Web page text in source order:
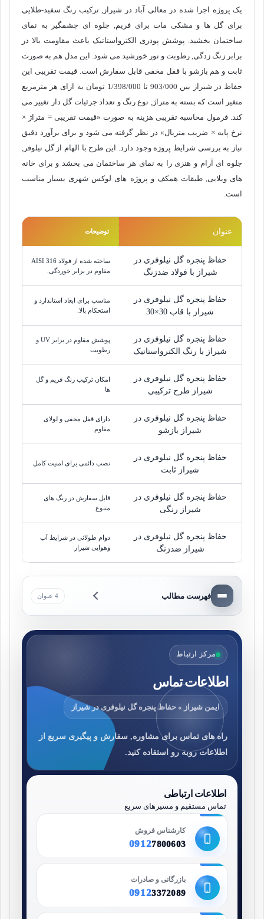
یک پروژه اجرا شده در معالی آباد در شیراز, ترکیب رنگ سفید-طلایی
برای گل ها و مشکی مات برای فریم, جلوه ای چشمگیر به نمای
ساختمان بخشید. پوشش پودری الکترواستاتیک باعث مقاومت بالا در
برابر زنگ زدگی, رطوبت و نور خورشید می شود. این مدل هم به صورت
ثابت و هم بازشو با قفل مخفی قابل سفارش است. قیمت تقریبی این
حفاظ در شیراز بین 903/000 تا
1/398/000 تومان به ازای هر مترمربع
متغیر است که بسته به متراژ, نوع رنگ و تعداد جزئیات گل دار تغییر می
کند. فرمول محاسبه تقریبی هزینه به صورت «قیمت تقریبی = متراژ ×
نرخ پایه × ضریب متریال» در نظر گرفته می شود و برای برآورد دقیق
نیاز به بررسی شرایط پروژه وجود دارد. این طرح با الهام از گل نیلوفر,
جلوه ای آرام و هنزی را به نمای هر ساختمان می بخشد و برای خانه
های ویلایی, طبقات همکف و پروژه های لوکس شهری بسیار مناسب
است.
عنوان توضیحات
حفاظ پنجره گل نیلوفری در
شیراز با فولاد ضدزنگ
ساخته شده از فولاد AISI 316
مقاوم در برابر خوردگی.
حفاظ پنجره گل نیلوفری در
شیراز با قاب 30×30
مناسب برای ابعاد استاندارد و
استحکام بالا.
حفاظ پنجره گل نیلوفری در
شیراز با رنگ الکترواستاتیک
پوشش مقاوم در برابر UV و
رطوبت
حفاظ پنجره گل نیلوفری در
شیراز طرح ترکیبی
امکان ترکیب رنگ فریم و گل
ها
حفاظ پنجره گل نیلوفری در
شیراز بازشو
دارای قفل مخفی و لولای
مقاوم
حفاظ پنجره گل نیلوفری در
شیراز ثابت
نصب دائمی برای امنیت کامل
حفاظ پنجره گل نیلوفری در
شیراز رنگی
قابل سفارش در رنگ های
متنوع
حفاظ پنجره گل نیلوفری در
شیراز ضدزنگ
دوام طولانی در شرایط آب
وهوایی شیراز
فهرست مطالب 4 عنوان
مرکز ارتباط
اطلاعات تماس
ایمن شیراز » حفاظ پنجره گل نیلوفری در شیراز
راه های تماس برای مشاوره, سفارش و پیگیری سریع از
اطلاعات روبه رو استفاده کنید.
اطلاعات ارتباطی
تماس مستقیم و مسیرهای سریع
کارشناس فروش
09127800603
بازرگانی و صادرات
09123372089